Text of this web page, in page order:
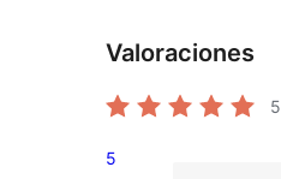
Valoraciones
5
5